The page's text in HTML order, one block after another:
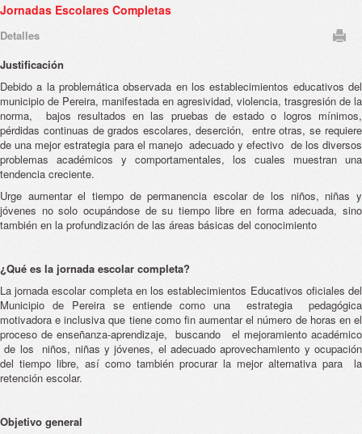
Jornadas Escolares Completas
Detalles
Justificación
Debido a la problemática observada en los establecimientos educativos del
municipio de Pereira, manifestada en agresividad, violencia, trasgresión de la
norma, bajos resultados en las pruebas de estado o logros mínimos,
pérdidas continuas de grados escolares, deserción, entre otras, se requiere
de una mejor estrategia para el manejo adecuado y efectivo de los diversos
problemas académicos y comportamentales, los cuales muestran una
tendencia creciente.
Urge aumentar el tiempo de permanencia escolar de los niños, niñas y
jóvenes no solo ocupándose de su tiempo libre en forma adecuada, sino
también en la profundización de las áreas básicas del conocimiento
¿Qué es la jornada escolar completa?
La jornada escolar completa en los establecimientos Educativos oficiales del
Municipio de Pereira se entiende como una estrategia pedagógica
motivadora e inclusiva que tiene como fin aumentar el número de horas en el
proceso de enseñanza-aprendizaje, buscando el mejoramiento académico
de los niños, niñas y jóvenes, el adecuado aprovechamiento y ocupación
del tiempo libre, así como también procurar la mejor alternativa para la
retención escolar.
Objetivo general